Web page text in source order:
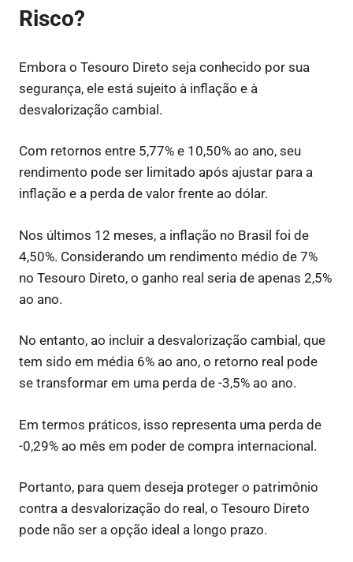
Risco?
Embora o Tesouro Direto seja conhecido por sua
segurança, ele está sujeito à inflação e à
desvalorização cambial.
Com retornos entre 5,77% e 10,50% ao ano, seu
rendimento pode ser limitado após ajustar para a
inflação e a perda de valor frente ao dólar.
Nos últimos 12 meses, a inflação no Brasil foi de
4,50%. Considerando um rendimento médio de 7%
no Tesouro Direto, o ganho real seria de apenas 2,5%
ao ano.
No entanto, ao incluir a desvalorização cambial, que
tem sido em média 6% ao ano, o retorno real pode
se transformar em uma perda de -3,5% ao ano.
Em termos práticos, isso representa uma perda de
-0,29% ao mês em poder de compra internacional.
Portanto, para quem deseja proteger o patrimônio
contra a desvalorização do real, o Tesouro Direto
pode não ser a opção ideal a longo prazo.